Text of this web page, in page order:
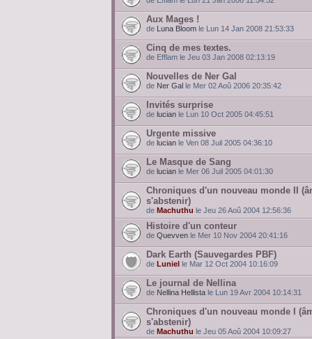
Aux Mages !
de Luna Bloom le Lun 14 Jan 2008 21:53:33
Cinq de mes textes.
de Efflam le Jeu 03 Jan 2008 02:13:19
Nouvelles de Ner Gal
de Ner Gal le Mer 02 Aoû 2006 20:35:42
Invités surprise
de lucian le Lun 10 Oct 2005 04:45:51
Urgente missive
de lucian le Ven 08 Juil 2005 04:36:10
Le Masque de Sang
de lucian le Mer 06 Juil 2005 04:01:30
Chroniques d'un nouveau monde II
s'abstenir)
de Machuthu le Jeu 26 Aoû 2004 12:56:36
Histoire d'un conteur
de Quevven le Mer 10 Nov 2004 20:41:16
Dark Earth (Sauvegardes PBF)
de Luniel le Mar 12 Oct 2004 10:16:09
Le journal de Nellina
de Nellina Hellista le Lun 19 Avr 2004 10:14:31
Chroniques d'un nouveau monde I
s'abstenir)
de Machuthu le Jeu 05 Aoû 2004 10:09:27